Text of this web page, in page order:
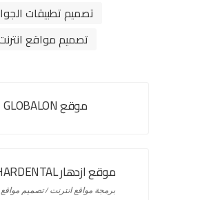
تصميم تطبيقات
تصميم مواقع
موقع GLOBALON
موقع ازدهار IZDIHARDENTAL
برمجة مواقع انترنت / تصميم مواقع